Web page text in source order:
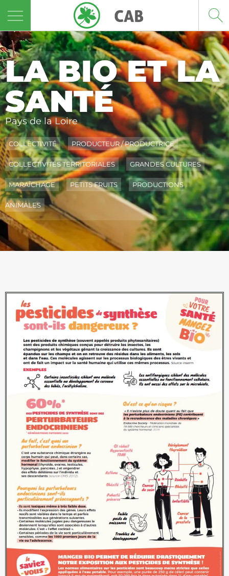
LA BIO ET LA
SANTÉ
Pays de la Loire
COLLECTIVITÉ PRODUCTEUR / PRODUCTRICE
COLLECTIVITÉS TERRITORIALES GRANDES CULTURES
MARAÎCHAGE PETITS FRUITS PRODUCTIONS
ANIMALES
Panneau de gestion des cookies